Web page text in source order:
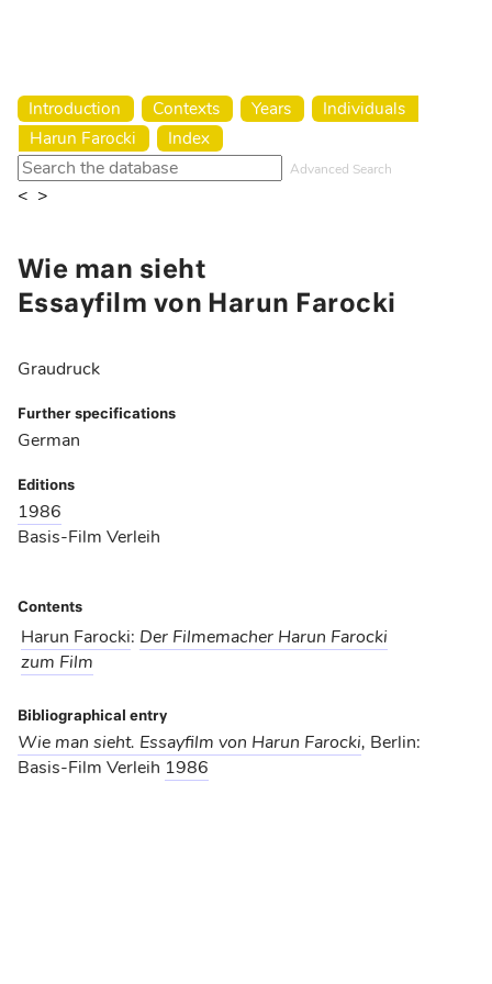
Introduction Contexts Years
Individuals
Harun Farocki
Index
Advanced Search
< >
Wie man sieht
Essayfilm von Harun Farocki
Graudruck
Further specifications
German
Editions
1986
Basis-Film Verleih
Contents
Harun Farocki: Der Filmemacher Harun Farocki
zum Film
Bibliographical entry
Wie man sieht. Essayfilm von Harun Farocki, Berlin:
Basis-Film Verleih 1986